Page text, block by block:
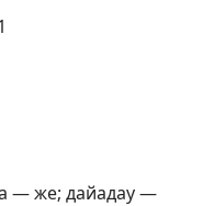
— же; дайадау —